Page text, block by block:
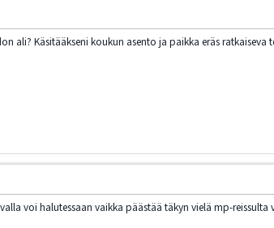
ali? Käsitääkseni koukun asento ja paikka eräs ratkaiseva
voi halutessaan vaikka päästää täkyn vielä mp-reissulta